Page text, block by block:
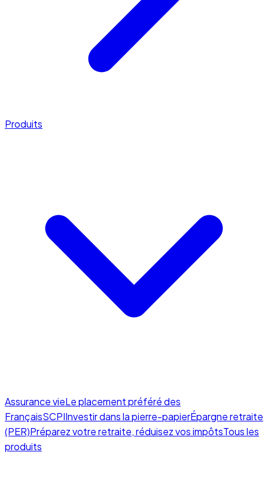
Produits
Assurance vieLe placement préféré des
FrançaisSCPIInvestir dans la pierre-papierÉpargne retraite
(PER)Préparez votre retraite, réduisez vos impôtsTous les
produits